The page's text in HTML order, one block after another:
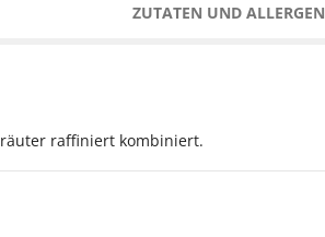
ZUTATEN UND
raffiniert kombiniert.